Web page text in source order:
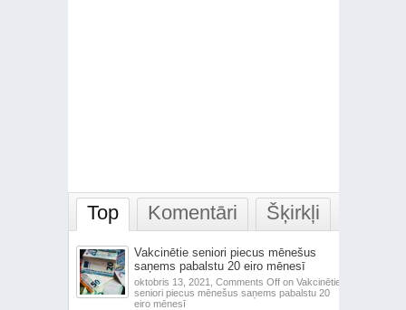
Top Komentāri Šķirkļi
Vakcinētie seniori piecus mēnešus
saņems pabalstu 20 eiro mēnesī
oktobris 13, 2021, Comments Offon Vakcinētie
seniori piecus mēnešus saņems pabalstu 20
eiro mēnesī